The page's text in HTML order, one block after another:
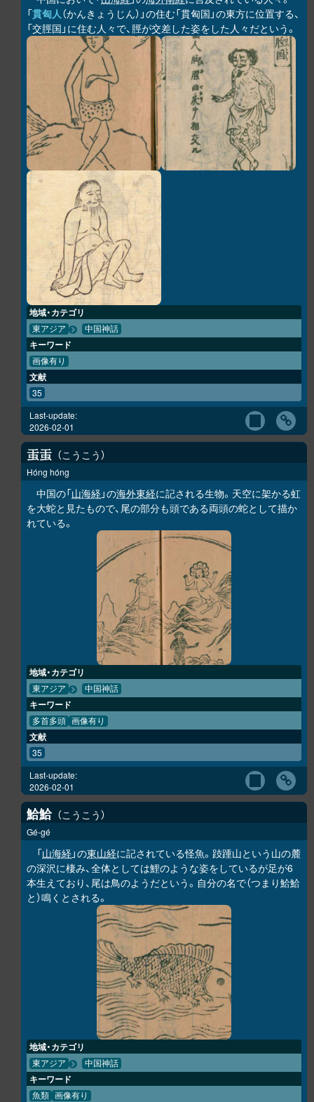
「貫匈人（かんきょうじん）」の住む「貫匈国」の東方に位置する、
「交脛国」に住む人々で、脛が交差した姿をした人々だという。
地域・カテゴリ
東アジア 中国神話
キーワード
画像有り
文献
35
Last-update:
2026-02-01
𧈫𧈫 こうこう
Hóng hóng
中国の「山海経 」の海外東経に記される生物。天空に架かる虹
を大蛇と見たもので、尾の部分も頭である両頭の蛇として描か
れている。
地域・カテゴリ
東アジア 中国神話
キーワード
多首多頭 画像有り
文献
35
Last-update:
2026-02-01
鮯鮯 こうこう
Gé-gé
「山海経 」の東山経に記されている怪魚。跂踵山という山の麓
の深沢に棲み、全体としては鯉のような姿をしているが足が6
本生えており、尾は鳥のようだという。自分の名で（つまり鮯鮯
と）鳴くとされる。
地域・カテゴリ
東アジア 中国神話
キーワード
魚類 画像有り